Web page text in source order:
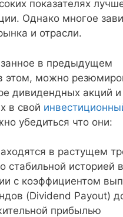
показателях
Однако многое
и отрасли.
в предыдущем
этом, можно
дивидендных акций и
в свой
убедиться что они:
в растущем
стабильной историей
с коэффициентом
(Dividend Payout)
прибылью